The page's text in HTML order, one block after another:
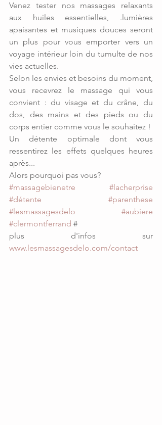
Venez tester nos massages relaxants
aux huiles essentielles, .lumières
apaisantes et musiques douces seront
un plus pour vous emporter vers un
voyage intérieur loin du tumulte de nos
vies actuelles.
Selon les envies et besoins du moment,
vous recevrez le massage qui vous
convient : du visage et du crâne, du
dos, des mains et des pieds ou du
corps entier comme vous le souhaitez !
Un détente optimale dont vous
ressentirez les effets quelques heures
après...
Alors pourquoi pas vous?
#massagebienetre
#lacherprise
#détente
#parenthese
#lesmassagesdelo
#aubiere
#clermontferrand #
www.lesmassagesdelo.com/contact